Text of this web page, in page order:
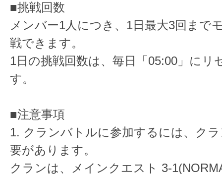
■挑戦回数
メンバー1人につき、1日最大3回まで
戦できます。
1日の挑戦回数は、毎日「05:00」にリ
す。
■注意事項
1. クランバトルに参加するには、ク
要があります。
クランは、メインクエスト 3-